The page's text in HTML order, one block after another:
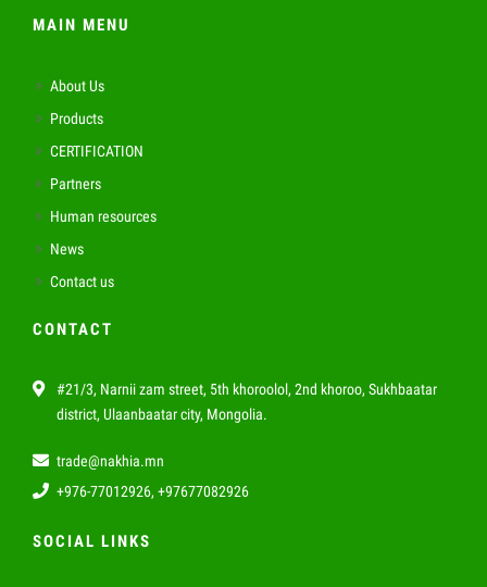
MAIN MENU
About Us
Products
CERTIFICATION
Partners
Human resources
News
Contact us
CONTACT
#21/3, Narnii zam street, 5th khoroolol, 2nd khoroo, Sukhbaatar
district, Ulaanbaatar city, Mongolia.
trade@nakhia.mn
+976-77012926, +97677082926
SOCIAL LINKS